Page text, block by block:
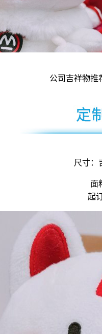
公司吉祥物推
尺寸：
面
起